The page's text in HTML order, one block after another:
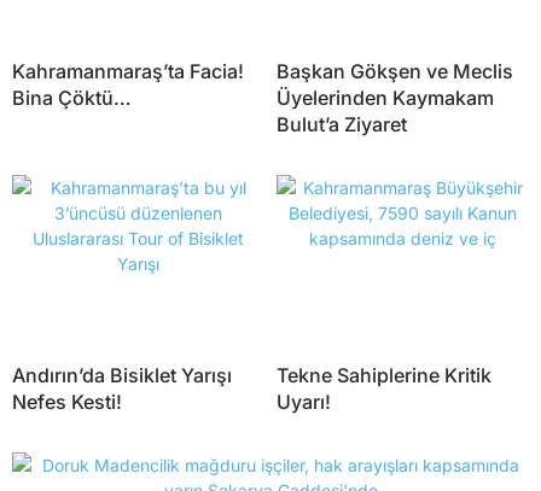
Kahramanmaraş’ta Facia!
Bina Çöktü…
Başkan Gökşen ve Meclis
Üyelerinden Kaymakam
Bulut’a Ziyaret
Andırın’da Bisiklet Yarışı
Nefes Kesti!
Tekne Sahiplerine Kritik
Uyarı!